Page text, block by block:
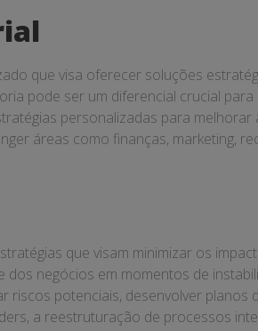
que visa oferecer soluções
pode ser um diferencial crucial
personalizadas para
áreas como finanças, marketing,
que visam minimizar os
negócios em momentos de
riscos potenciais, desenvolver
a reestruturação de processos